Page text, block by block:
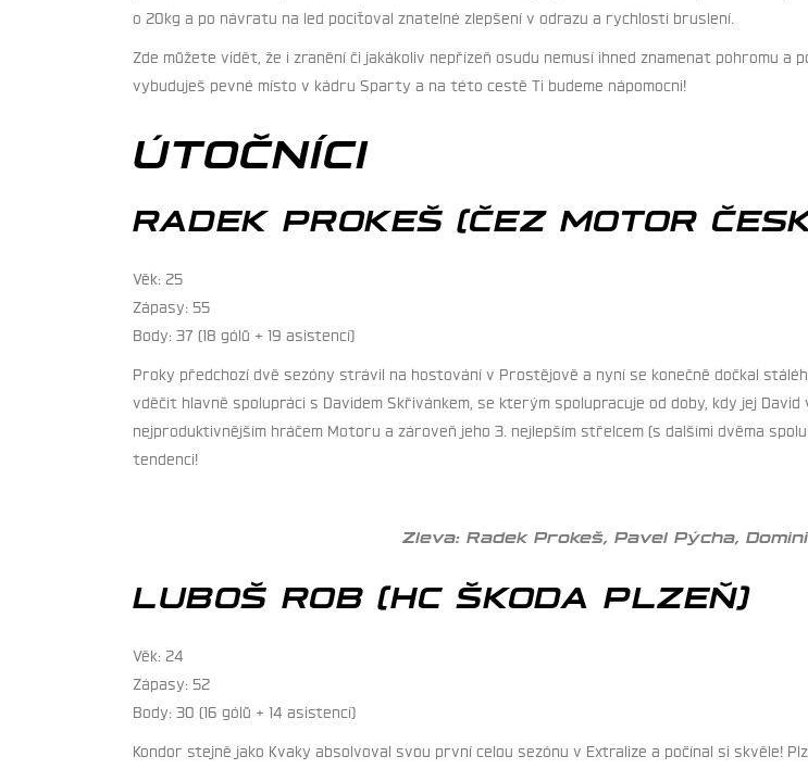
o 20kg a po návratu na led pociťoval znatelné zlepšení v odrazu a rychlosti bruslení.
Zde můžete vidět, že i zranění či jakákoliv nepřízeň osudu nemusí ihned znamenat pohromu a
vybuduješ pevné místo v kádru Sparty a na této cestě Ti budeme nápomocni!
ÚTOČNÍCI
RADEK PROKEŠ (ČEZ MOTOR
Věk: 25
Zápasy: 55
Body: 37 (18 gólů + 19 asistencí)
Proky předchozí dvě sezóny strávil na hostování v Prostějově a nyní se konečně dočkal
vděčit hlavně spolupráci s Davidem Skřivánkem, se kterým spolupracuje od doby, kdy jej
nejproduktivnějším hráčem Motoru a zároveň jeho 3. nejlepším střelcem (s dalšími dvěma
tendenci!
Zleva: Radek Prokeš, Pavel Pýcha,
LUBOŠ ROB (HC ŠKODA PLZEŇ)
Věk: 24
Zápasy: 52
Body: 30 (16 gólů + 14 asistencí)
Kondor stejně jako Kvaky absolvoval svou první celou sezónu v Extralize a počínal si skvěle!